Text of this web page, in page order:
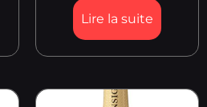
Lire la suite